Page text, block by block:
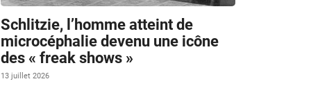
Schlitzie, l’homme atteint de
microcéphalie devenu une icône
des « freak shows »
13 juillet 2026